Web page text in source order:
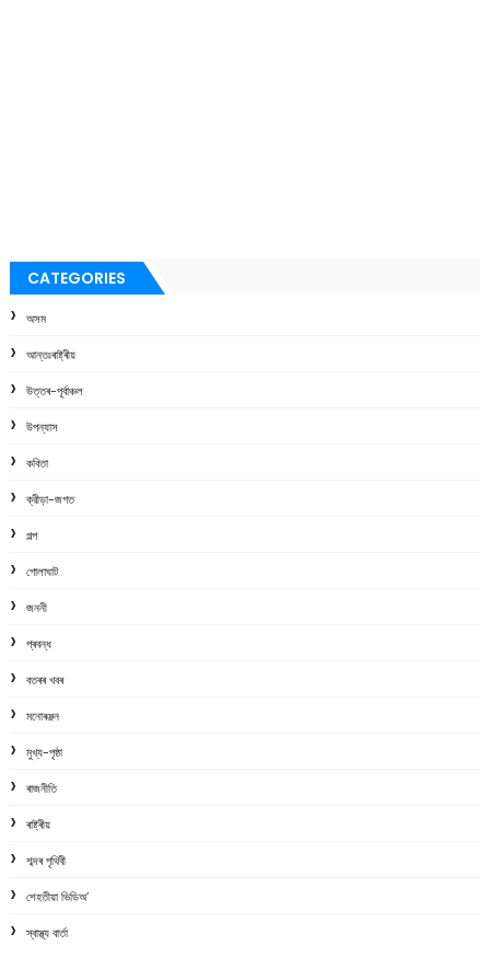
CATEGORIES
অসম
আন্তঃৰাষ্ট্ৰীয়
উত্তৰ-পূৰ্বাঞ্চল
উপন্যাস
কবিতা
ক্রীড়া-জগত
গল্প
গোলাঘাট
জননী
প্ৰবন্ধ
বতৰৰ খবৰ
মনোৰঞ্জন
মুখ্য-পৃষ্ঠা
ৰাজনীতি
ৰাষ্ট্ৰীয়
শব্দৰ পৃথিবী
শেহতীয়া ভিডিঅ’
স্বাস্থ্য বাৰ্তা